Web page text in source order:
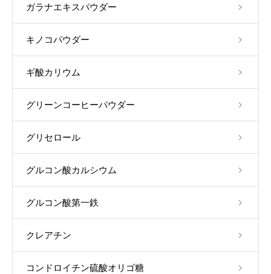
ガラナエキスパウダー
キノコパウダー
ギ酸カリウム
グリーンコーヒーパウダー
グリセロール
グルコン酸カルシウム
グルコン酸第一鉄
クレアチン
コンドロイチン硫酸オリゴ糖